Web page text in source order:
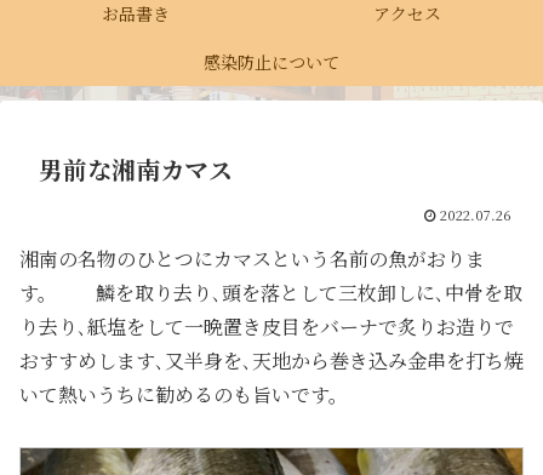
お品書き
アクセス
感染防止について
男前な湘南カマス
2022.07.26
湘南の名物のひとつにカマスという名前の魚がおりま
す。 鱗を取り去り､頭を落として三枚卸しに､中骨を取
り去り､紙塩をして一晩置き皮目をバーナで炙りお造りで
おすすめします､又半身を､天地から巻き込み金串を打ち焼
いて熱いうちに勧めるのも旨いです。